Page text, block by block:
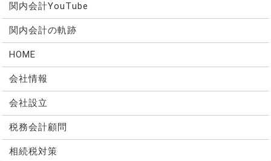
関内会計YouTube
関内会計の軌跡
HOME
会社情報
会社設立
税務会計顧問
相続税対策